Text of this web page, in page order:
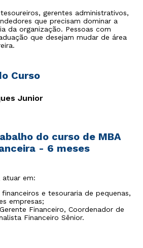
gerentes administrativos,
que precisam dominar a
da organização. Pessoas com
que desejam mudar de área
Curso
Junior
do curso de MBA
- 6 meses
atuar em:
e tesouraria de pequenas,
empresas;
Financeiro, Coordenador de
Financeiro Sênior.